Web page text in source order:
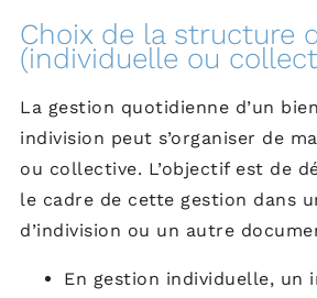
Choix de la structure
(individuelle ou
La gestion quotidienne d’un
indivision peut s’organiser de
ou collective. L’objectif est de
le cadre de cette gestion dans
d’indivision ou un autre
En gestion individuelle, un